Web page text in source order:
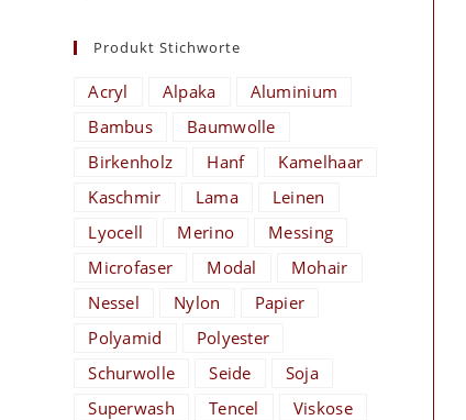
Produkt Stichworte
Acryl Alpaka
Aluminium
Bambus
Baumwolle
Birkenholz
Hanf
Kamelhaar
Kaschmir
Lama
Leinen
Lyocell
Merino
Messing
Microfaser
Modal
Mohair
Nessel
Nylon
Papier
Polyamid
Polyester
Schurwolle
Seide
Soja
Superwash
Tencel
Viskose